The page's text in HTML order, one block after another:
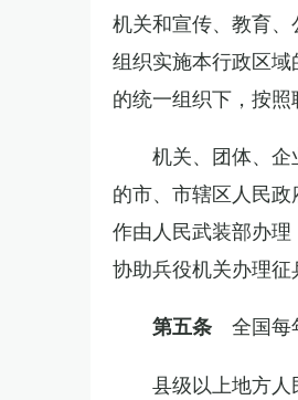
机关和宣传、教育
组织实施本行政区
的统一组织下，按照
机关、团体、
的市、市辖区人民
作由人民武装部办
协助兵役机关办理征
第五条 全国每
县级以上地方